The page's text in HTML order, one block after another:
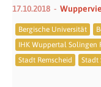
17.10.2018
Bergische Universität
IHK Wuppertal Solingen
Stadt Remscheid
Stadt